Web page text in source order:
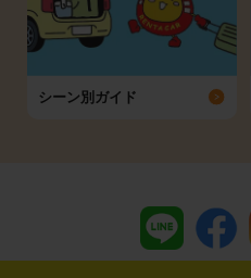
シーン別ガイド